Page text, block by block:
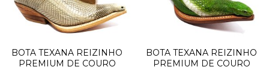
BOTA TEXANA REIZINHO
PREMIUM DE COURO
BOTA TEXANA REIZINHO
PREMIUM DE COURO